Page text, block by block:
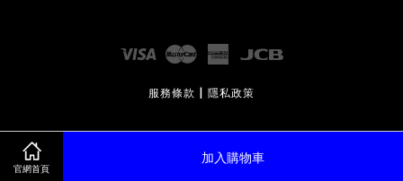
官網首頁
加入購物車
Visa Master
American
服務條款 隱私政策